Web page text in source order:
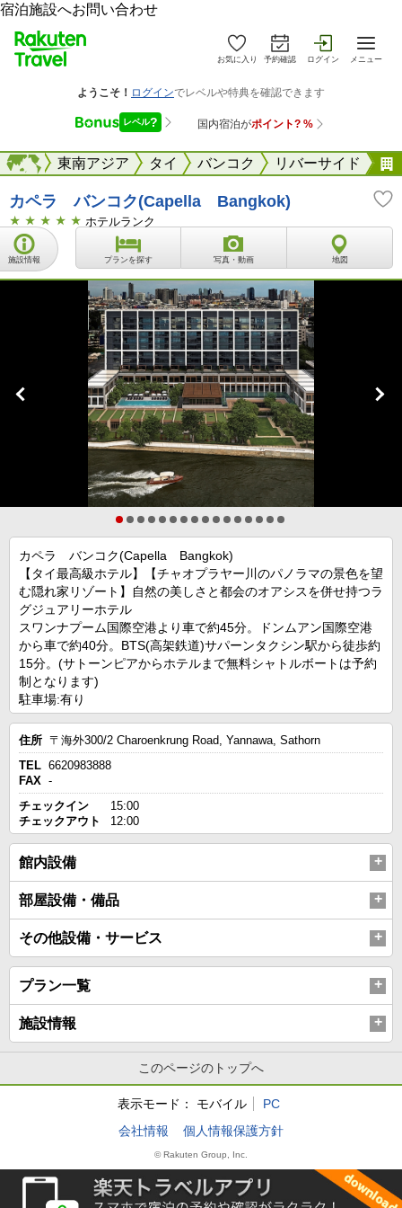
宿泊施設へお問い合わせ
お気に入り 予約確認 ログイン メニュー
海外東南アジア タイ バンコク リバーサイド
海外
カペラ バンコク(Capella Bangkok)
ホテルランク
施設情報 プランを探す 写真・動画 地図
カペラ バンコク(Capella Bangkok)
【タイ最高級ホテル】【チャオプラヤー川のパノラマの景色を望
む隠れ家リゾート】自然の美しさと都会のオアシスを併せ持つラ
グジュアリーホテル
スワンナプーム国際空港より車で約45分。ドンムアン国際空港
から車で約40分。BTS(高架鉄道)サパーンタクシン駅から徒歩約
15分。(サトーンピアからホテルまで無料シャトルボートは予約
制となります)
駐車場:有り
住所 〒海外300/2 Charoenkrung Road, Yannawa, Sathorn
TEL
FAX
6620983888
-
チェックイン
15:00
チェックアウト
12:00
館内設備
部屋設備・備品
その他設備・サービス
プラン一覧
施設情報
このページのトップへ
表示モード： モバイル
PC
会社情報
個人情報保護方針
© Rakuten Group, Inc.